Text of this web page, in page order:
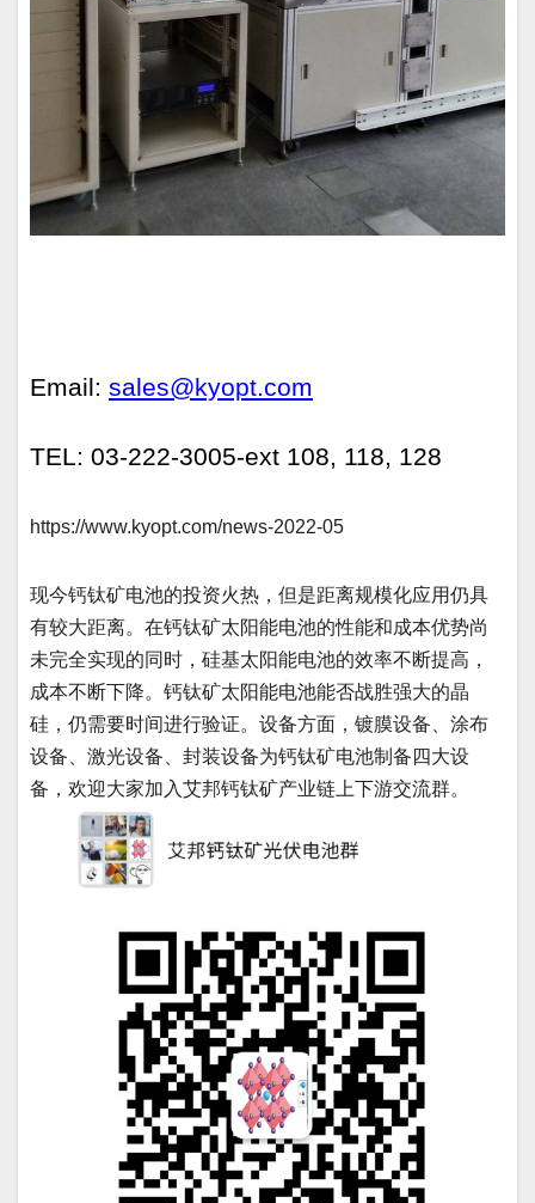
Email: sales@kyopt.com
TEL: 03-222-3005-ext 108, 118, 128
https://www.kyopt.com/news-2022-05
现今钙钛矿电池的投资火热，但是距离规模化应用仍具
有较大距离。在钙钛矿太阳能电池的性能和成本优势尚
未完全实现的同时，硅基太阳能电池的效率不断提高，
成本不断下降。钙钛矿太阳能电池能否战胜强大的晶
硅，仍需要时间进行验证。设备方面，镀膜设备、涂布
设备、激光设备、封装设备为钙钛矿电池制备四大设
备，欢迎大家加入艾邦钙钛矿产业链上下游交流群。